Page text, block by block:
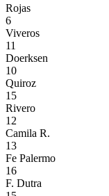
Rojas
6
Viveros
11
Doerksen
10
Quiroz
15
Rivero
12
Camila R.
13
Fe Palermo
16
F. Dutra